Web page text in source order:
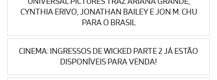
CYNTHIA ERIVO, JONATHAN BAILEY E JON M. CHU
PARA O BRASIL
CINEMA: INGRESSOS DE WICKED PARTE 2 JÁ ESTÃO
DISPONÍVEIS PARA VENDA!